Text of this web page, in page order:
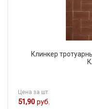
Клинкер
Цена за шт.
51,90 руб.